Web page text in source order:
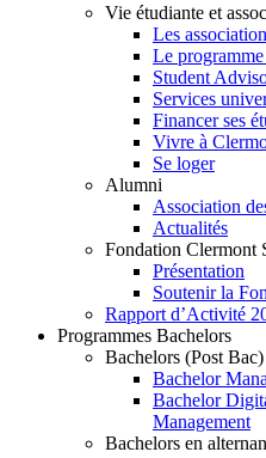
Vie étudiante et
Les
Le
Student
Services
Financer ses
Vivre à
Se loger
Alumni
Association
Actualités
Fondation Clermont
Présentation
Soutenir la
Rapport d’Activité
Programmes Bachelors
Bachelors (Post Bac)
Bachelor
Bachelor
Management
Bachelors en